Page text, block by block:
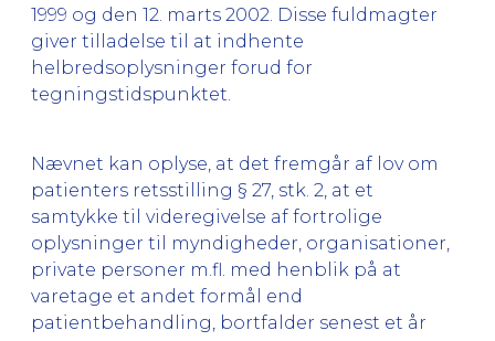
1999 og den 12. marts 2002. Disse fuldmagter
giver tilladelse til at indhente
helbredsoplysninger forud for
tegningstidspunktet.
Nævnet kan oplyse, at det fremgår af lov om
patienters retsstilling § 27, stk. 2, at et
samtykke til videregivelse af fortrolige
oplysninger til myndigheder, organisationer,
private personer m.fl. med henblik på at
varetage et andet formål end
patientbehandling, bortfalder senest et år